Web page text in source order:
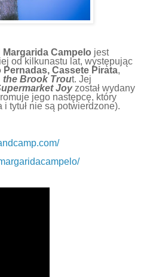
Margarida Campelo jest
od kilkunastu lat, występując
Pernadas, Cassete Pirata,
the Brook Trout. Jej
Joyzostał wydany
jego następcę, który
tytuł nie są potwierdzone).